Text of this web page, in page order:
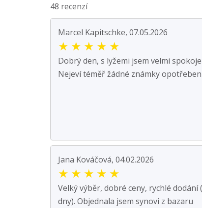
48 recenzí
Marcel Kapitschke, 07.05.2026
★ ★ ★ ★ ★
Dobrý den, s lyžemi jsem velmi
Nejeví téměř žádné známky
Jana Kováčová, 04.02.2026
★ ★ ★ ★ ★
Velký výběr, dobré ceny, rychlé dodání
dny). Objednala jsem synovi z bazaru